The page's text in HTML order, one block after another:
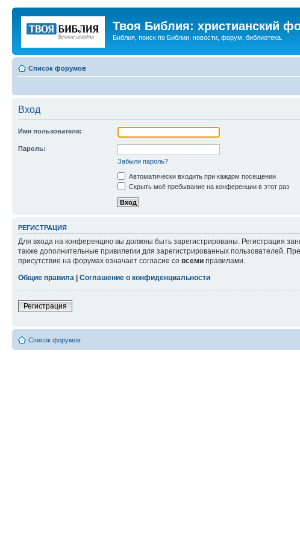
Твоя Библия: христианский
Библия, поиск по Библии, новости, форум, библиотека.
Список форумов
Вход
Имя пользователя:
Пароль:
Забыли пароль?
Автоматически входить при каждом посещении
Скрыть моё пребывание на конференции в этот раз
РЕГИСТРАЦИЯ
Для входа на конференцию вы должны быть зарегистрированы. Регистрация
также дополнительные привилегии для зарегистрированных пользователей.
присутствие на форумах означает согласие со всеми правилами.
Общие правила
Соглашение о конфиденциальности
Регистрация
Список форумов